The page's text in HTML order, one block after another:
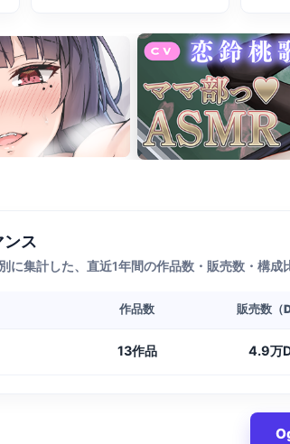
ス
に集計した、直近1年間の作品数・販売数・構成
作品数 販売数（
13作品 4.9万